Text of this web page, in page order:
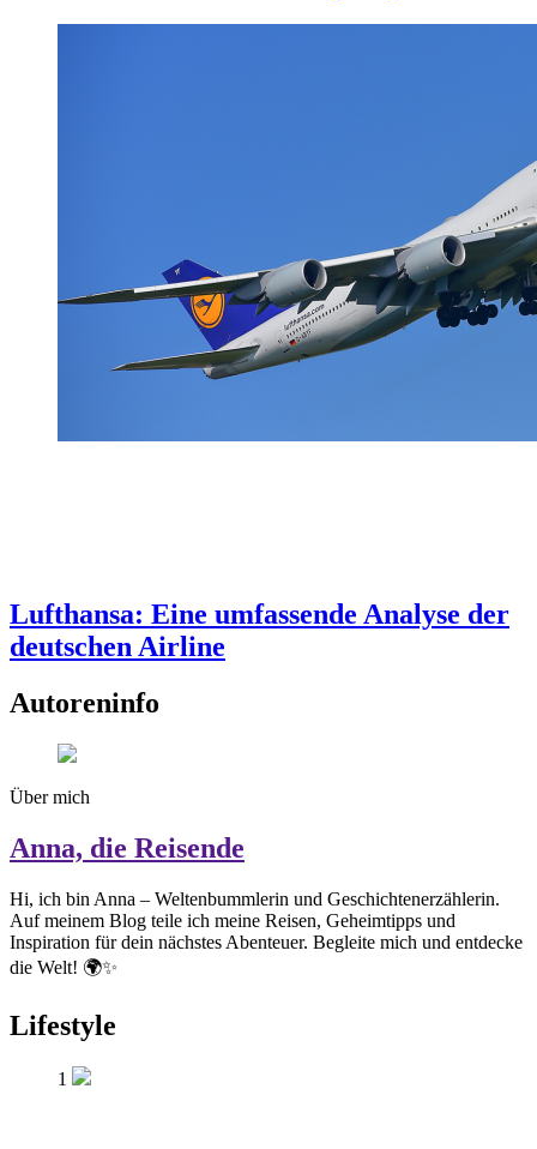
Lufthansa: Eine umfassende Analyse der
deutschen Airline
Autoreninfo
Über mich
Anna, die Reisende
Hi, ich bin Anna – Weltenbummlerin und Geschichtenerzählerin.
Auf meinem Blog teile ich meine Reisen, Geheimtipps und
Inspiration für dein nächstes Abenteuer. Begleite mich und entdecke
die Welt! 🌍✨
Lifestyle
1